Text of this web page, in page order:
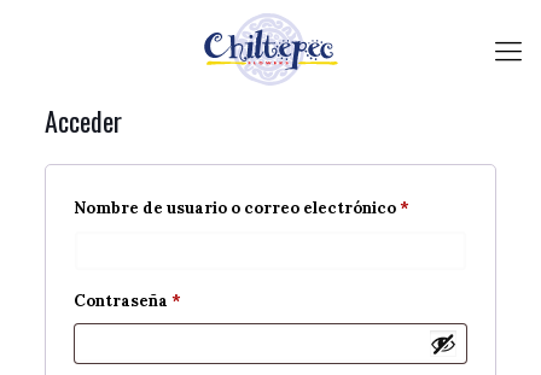
Acceder
Nombre de usuario o correo electrónico*Obligatorio
Contraseña *Obligatorio